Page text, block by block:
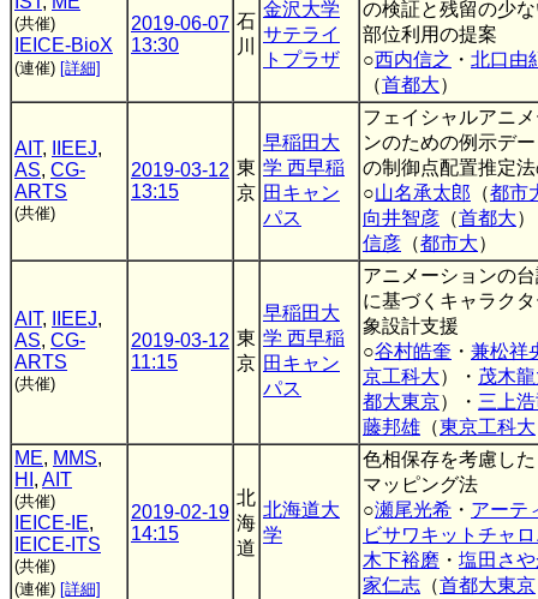
(共催)
IEICE-BioX
(連催) [詳細]
2019-06-07
13:30
石
川
金沢大学
サテライ
トプラザ
の検証と残留の少
部位利用の提案
○西内信之 ・ 北口由
（首都大）
AIT, IIEEJ,
AS, CG-
ARTS
(共催)
2019-03-12
13:15
東
京
早稲田大
学 西早稲
田キャン
パス
フェイシャルアニ
ンのための例示デ
の制御点配置推定
○山名承太郎 （都市
向井智彦 （首都大
信彦 （都市大）
AIT, IIEEJ,
AS, CG-
ARTS
(共催)
2019-03-12
11:15
東
京
早稲田大
学 西早稲
田キャン
パス
アニメーションの
に基づくキャラク
象設計支援
○谷村皓奎 ・ 兼松祥
京工科大）・ 茂木
都大東京）・ 三上
藤邦雄 （東京工科大
ME, MMS,
HI , AIT
(共催)
IEICE-IE,
IEICE-ITS
(共催)
(連催) [詳細]
2019-02-19
14:15
北
海
道
北海道大
学
色相保存を考慮し
マッピング法
○瀬尾光希 ・ アーテ
ビサワキットチャ
木下裕磨 ・ 塩田さ
家仁志 （首都大東京